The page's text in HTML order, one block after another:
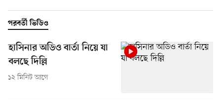
পরবর্তী ভিডিও
হাসিনার অডিও বার্তা নিয়ে যা
বলছে দিল্লি
১২ মিনিট আগে